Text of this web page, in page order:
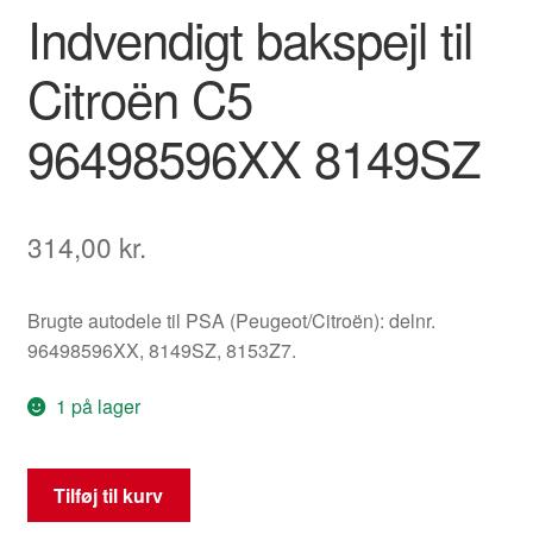
Vilkår og betingelser
Indvendigt bakspejl til
Citroën C5
96498596XX 8149SZ
314,00 kr.
Brugte autodele til PSA (Peugeot/Citroën): delnr.
96498596XX, 8149SZ, 8153Z7.
1 på lager
Indvendigt
bakspejl
Tilføj til kurv